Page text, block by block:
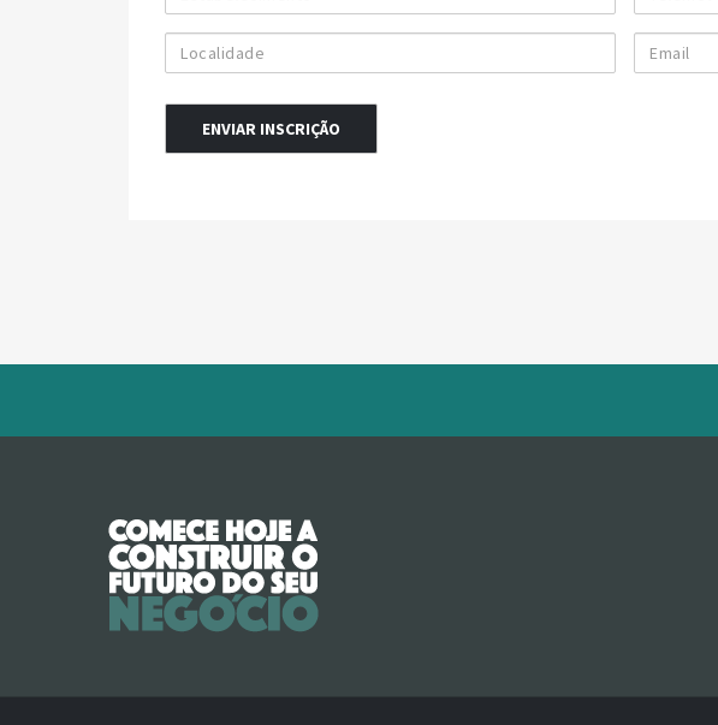
Localidade Email